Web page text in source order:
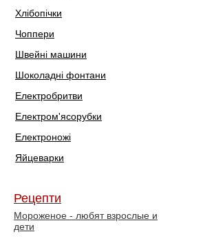
Хлібопічки
Чоппери
Швейні машини
Шоколадні фонтани
Електробритви
Електром'ясорубки
Електроножі
Яйцеварки
Рецепти
Мороженое - любят взрослые и
дети